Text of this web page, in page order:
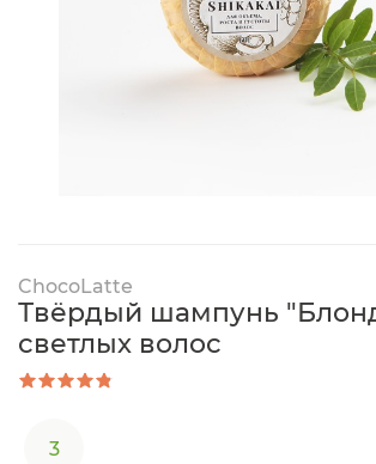
ChocoLatte
Твёрдый шампунь
светлых волос
3